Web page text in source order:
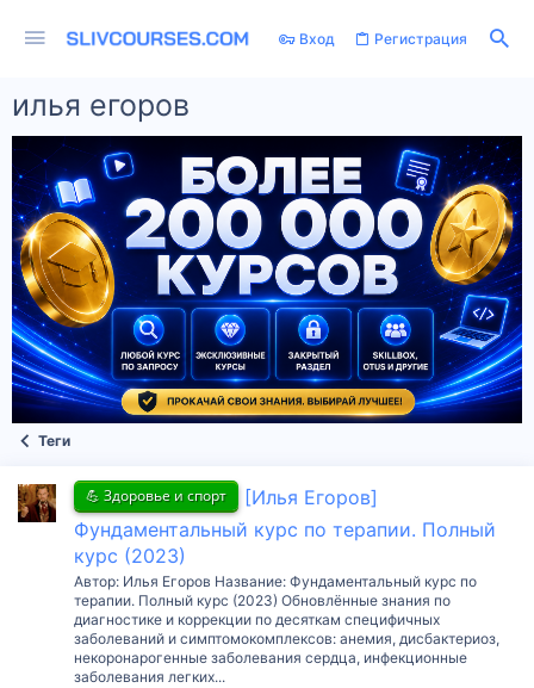
Вход Регистрация
илья егоров
Теги
💪 Здоровье и спорт
[Илья Егоров]
Фундаментальный курс по терапии. Полный
курс (2023)
Автор: Илья Егоров Название: Фундаментальный курс по
терапии. Полный курс (2023) Обновлённые знания по
диагностике и коррекции по десяткам специфичных
заболеваний и симптомокомплексов: анемия, дисбактериоз,
некоронарогенные заболевания сердца, инфекционные
заболевания легких...